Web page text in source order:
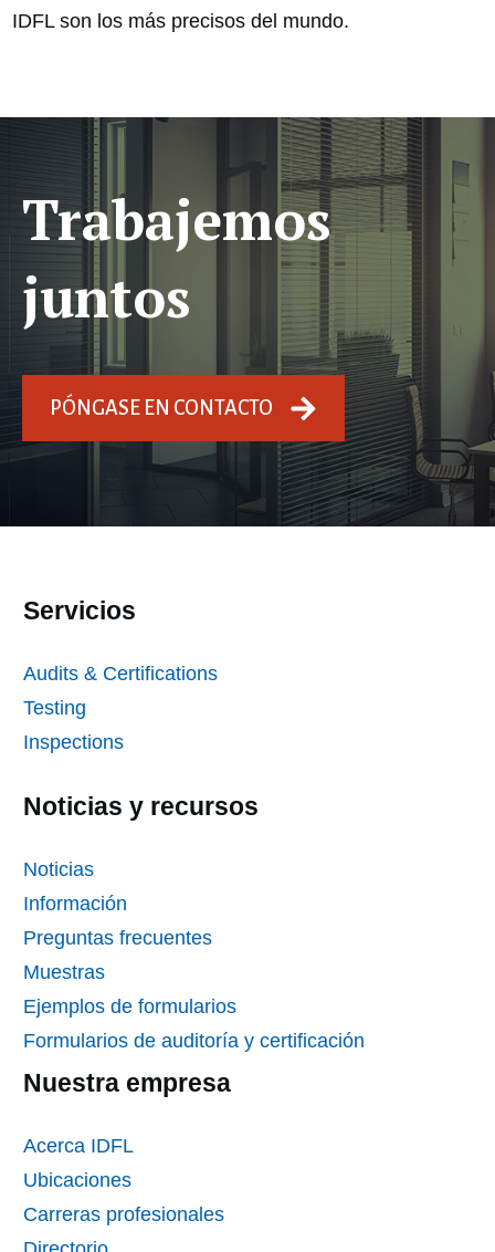
IDFL son los más precisos del mundo.
Trabajemos
juntos
PÓNGASE EN CONTACTO
Servicios
Audits & Certifications
Testing
Inspections
Noticias y recursos
Noticias
Información
Preguntas frecuentes
Muestras
Ejemplos de formularios
Formularios de auditoría y certificación
Nuestra empresa
Acerca IDFL
Ubicaciones
Carreras profesionales